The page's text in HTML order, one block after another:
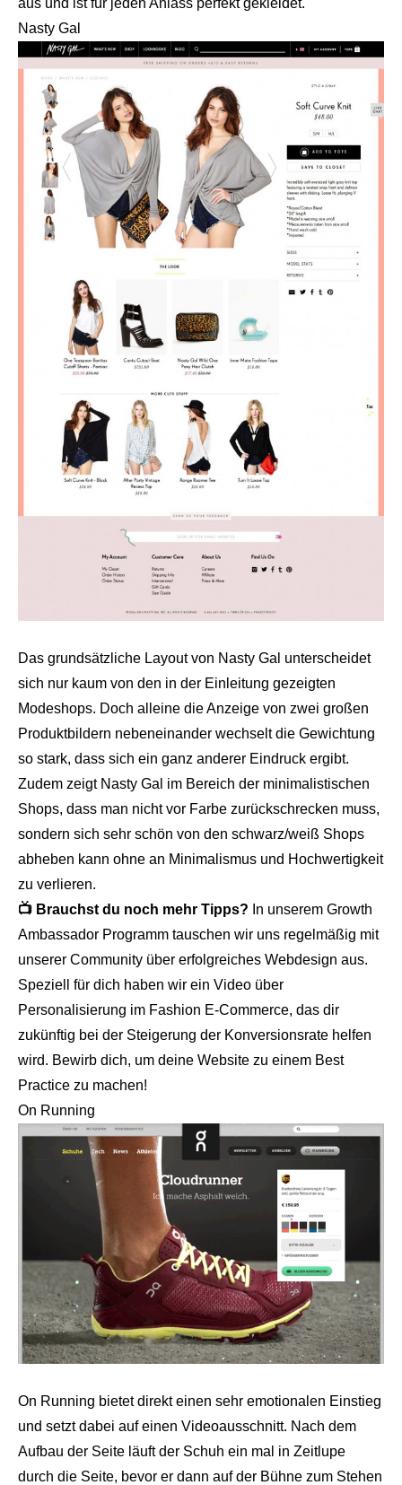
aus und ist für jeden Anlass perfekt gekleidet.
Nasty Gal
Das grundsätzliche Layout von Nasty Gal unterscheidet
sich nur kaum von den in der Einleitung gezeigten
Modeshops. Doch alleine die Anzeige von zwei großen
Produktbildern nebeneinander wechselt die Gewichtung
so stark, dass sich ein ganz anderer Eindruck ergibt.
Zudem zeigt Nasty Gal im Bereich der minimalistischen
Shops, dass man nicht vor Farbe zurückschrecken muss,
sondern sich sehr schön von den schwarz/weiß Shops
abheben kann ohne an Minimalismus und Hochwertigkeit
zu verlieren.
📺 Brauchst du noch mehr Tipps? In unserem Growth
Ambassador Programm tauschen wir uns regelmäßig mit
unserer Community über erfolgreiches Webdesign aus.
Speziell für dich haben wir ein Video über
Personalisierung im Fashion E-Commerce, das dir
zukünftig bei der Steigerung der Konversionsrate helfen
wird. Bewirb dich, um deine Website zu einem Best
Practice zu machen!
On Running
On Running bietet direkt einen sehr emotionalen Einstieg
und setzt dabei auf einen Videoausschnitt. Nach dem
Aufbau der Seite läuft der Schuh ein mal in Zeitlupe
durch die Seite, bevor er dann auf der Bühne zum Stehen